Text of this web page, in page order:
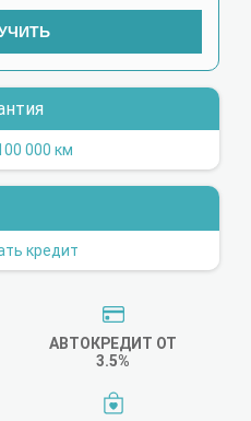
000 км
кредит
АВТОКРЕДИТ ОТ
3.5%